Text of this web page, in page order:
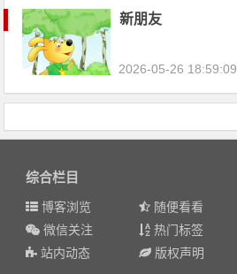
新朋友
2026-05-26 18:59:09
综合栏目
博客浏览 随便看看
微信关注
热门标签
站内动态
版权声明